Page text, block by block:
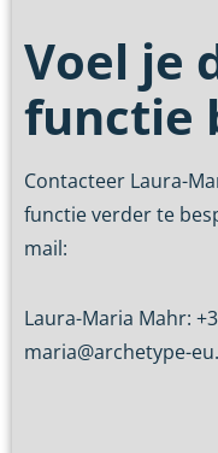
Voel je
functie
Contacteer Laura-
functie verder te
mail:
Laura-Maria Mahr:
maria@archetype-